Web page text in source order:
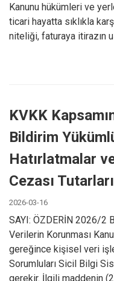
Kanunu hükümleri ve
ticari hayatta sıklıkla
niteliği, faturaya itirazın
KVKK
Bildirim
Hatırlatmalar
Cezası Tutarları
2026-03-16
SAYI: ÖZDERİN 2026/2
Verilerin Korunması
gereğince kişisel veri
Sorumluları Sicil Bilgi
gerekir. İlgili maddenin